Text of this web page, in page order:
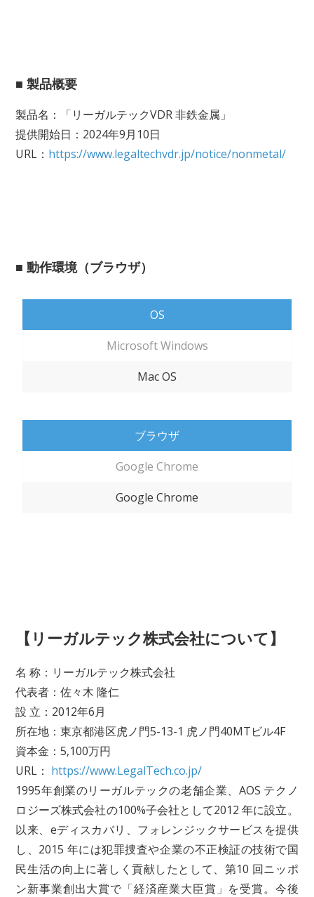
■ 製品概要
製品名：「リーガルテックVDR 非鉄金属」
提供開始日：2024年9月10日
URL： https://www.legaltechvdr.jp/notice/nonmetal/
■ 動作環境（ブラウザ）
OS
Microsoft Windows
Mac OS
ブラウザ
Google Chrome
Google Chrome
【リーガルテック株式会社について】
名 称：リーガルテック株式会社
代表者：佐々木 隆仁
設 立：2012年6月
所在地：東京都港区虎ノ門5-13-1 虎ノ門40MTビル4F
資本金：5,100万円
URL： https://www.LegalTech.co.jp/
1995年創業のリーガルテックの老舗企業、AOS テクノ
ロジーズ株式会社の100%子会社として2012 年に設立。
以来、eディスカバリ、フォレンジックサービスを提供
し、2015 年には犯罪捜査や企業の不正検証の技術で国
民生活の向上に著しく貢献したとして、第10 回ニッポ
ン新事業創出大賞で「経済産業大臣賞」を受賞。今後